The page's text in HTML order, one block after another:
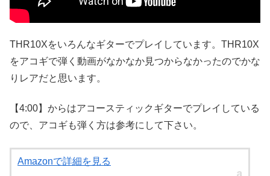
THR10Xをいろんなギターでプレイしています。THR10X
をアコギで弾く動画がなかなか見つからなかったのでかな
りレアだと思います。
【4:00】からはアコースティックギターでプレイしている
ので、アコギも弾く方は参考にして下さい。
Amazonで詳細を見る